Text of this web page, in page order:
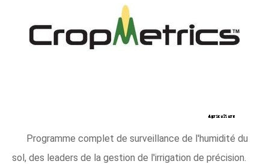
Programme complet de surveillance de l'humidité du
sol, des leaders de la gestion de l'irrigation de précision.